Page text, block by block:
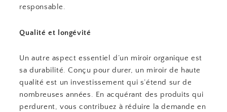
responsable.
Qualité et longévité
Un autre aspect essentiel d’un miroir organique est
sa durabilité. Conçu pour durer, un miroir de haute
qualité est un investissement qui s’étend sur de
nombreuses années. En acquérant des produits qui
perdurent, vous contribuez à réduire la demande en